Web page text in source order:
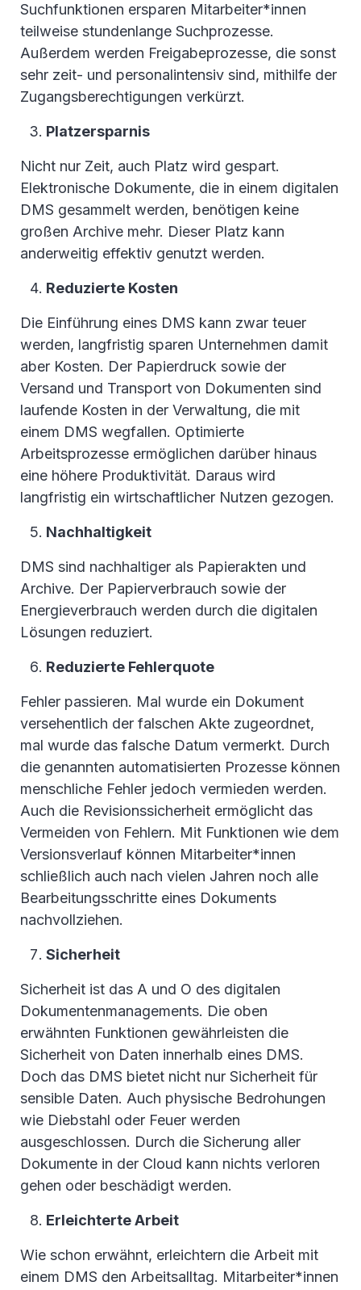
Suchfunktionen ersparen Mitarbeiter*innen
teilweise stundenlange Suchprozesse.
Außerdem werden Freigabeprozesse, die sonst
sehr zeit- und personalintensiv sind, mithilfe der
Zugangsberechtigungen verkürzt.
Platzersparnis
Nicht nur Zeit, auch Platz wird gespart.
Elektronische Dokumente, die in einem digitalen
DMS gesammelt werden, benötigen keine
großen Archive mehr. Dieser Platz kann
anderweitig effektiv genutzt werden.
Reduzierte Kosten
Die Einführung eines DMS kann zwar teuer
werden, langfristig sparen Unternehmen damit
aber Kosten. Der Papierdruck sowie der
Versand und Transport von Dokumenten sind
laufende Kosten in der Verwaltung, die mit
einem DMS wegfallen. Optimierte
Arbeitsprozesse ermöglichen darüber hinaus
eine höhere Produktivität. Daraus wird
langfristig ein wirtschaftlicher Nutzen gezogen.
Nachhaltigkeit
DMS sind nachhaltiger als Papierakten und
Archive. Der Papierverbrauch sowie der
Energieverbrauch werden durch die digitalen
Lösungen reduziert.
Reduzierte Fehlerquote
Fehler passieren. Mal wurde ein Dokument
versehentlich der falschen Akte zugeordnet,
mal wurde das falsche Datum vermerkt. Durch
die genannten automatisierten Prozesse können
menschliche Fehler jedoch vermieden werden.
Auch die Revisionssicherheit ermöglicht das
Vermeiden von Fehlern. Mit Funktionen wie dem
Versionsverlauf können Mitarbeiter*innen
schließlich auch nach vielen Jahren noch alle
Bearbeitungsschritte eines Dokuments
nachvollziehen.
Sicherheit
Sicherheit ist das A und O des digitalen
Dokumentenmanagements. Die oben
erwähnten Funktionen gewährleisten die
Sicherheit von Daten innerhalb eines DMS.
Doch das DMS bietet nicht nur Sicherheit für
sensible Daten. Auch physische Bedrohungen
wie Diebstahl oder Feuer werden
ausgeschlossen. Durch die Sicherung aller
Dokumente in der Cloud kann nichts verloren
gehen oder beschädigt werden.
Erleichterte Arbeit
Wie schon erwähnt, erleichtern die Arbeit mit
einem DMS den Arbeitsalltag. Mitarbeiter*innen